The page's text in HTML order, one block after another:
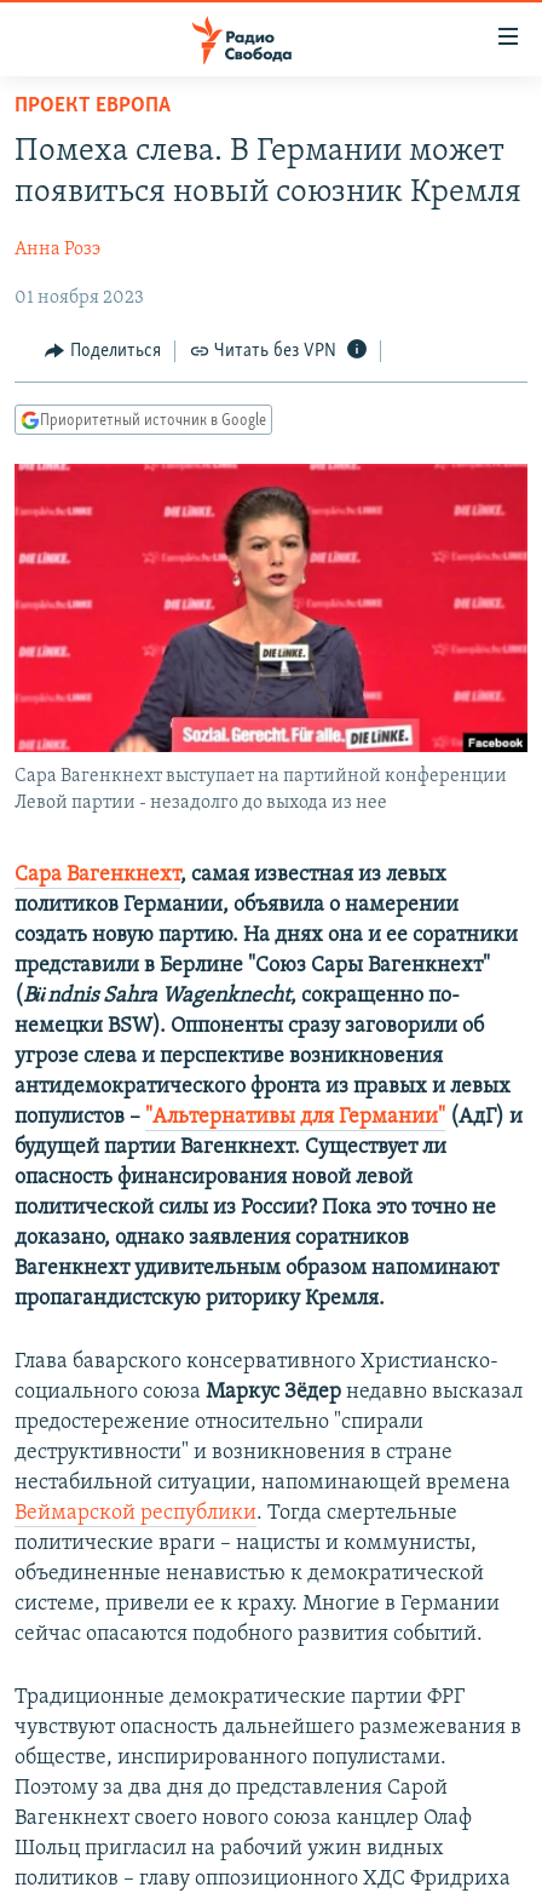
упрощенного
доступа
основному
Вернутся
главной
навигации
Вернутся
ЦИТАТЫ СВОБОДЫ
МНЕНИЯ
КУЛЬТУРА
IDEL.РЕАЛИИ
КАВКАЗ.РЕАЛИИ
СЕВЕР.РЕАЛИИ
СИБИРЬ.РЕАЛИИ
РАСПИСАНИЕ ВЕЩАНИЯ
ПОДПИШИТЕСЬ НА РАССЫЛКУ
СОЦИАЛЬНЫЕ СЕТИ
ПРОЕКТ ЕВРОПА
Помеха слева. В Германии может
появиться новый союзник Кремля
Анна Розэ
01 ноября 2023
Поделиться Читать без VPN
Приоритетный источник в Google
Сара Вагенкнехт выступает на партийной конференции
Левой партии - незадолго до выхода из нее
Сара Вагенкнехт, самая известная из левых
политиков Германии, объявила о намерении
создать новую партию. На днях она и ее соратники
представили в Берлине "Союз Сары Вагенкнехт"
(Bündnis Sahra Wagenknecht, сокращенно по-
немецки BSW). Оппоненты сразу заговорили об
угрозе слева и перспективе возникновения
антидемократического фронта из правых и левых
популистов – "Альтернативы для Германии" (АдГ) и
будущей партии Вагенкнехт. Существует ли
опасность финансирования новой левой
политической силы из России? Пока это точно не
доказано, однако заявления соратников
Вагенкнехт удивительным образом напоминают
пропагандистскую риторику Кремля.
Глава баварского консервативного Христианско-
социального союза Маркус Зёдер недавно высказал
предостережение относительно "спирали
деструктивности" и возникновения в стране
нестабильной ситуации, напоминающей времена
Веймарской республики. Тогда смертельные
политические враги – нацисты и коммунисты,
объединенные ненавистью к демократической
системе, привели ее к краху. Многие в Германии
сейчас опасаются подобного развития событий.
Традиционные демократические партии ФРГ
чувствуют опасность дальнейшего размежевания в
обществе, инспирированного популистами.
Поэтому за два дня до представления Сарой
Вагенкнехт своего нового союза канцлер Олаф
Шольц пригласил на рабочий ужин видных
политиков – главу оппозиционного ХДС Фридриха